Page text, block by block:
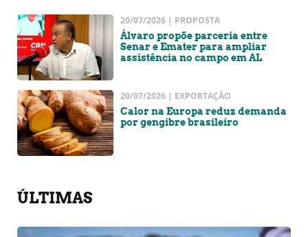
20/07/2026 | PROPOSTA
Álvaro propõe parceria entre
Senar e Emater para ampliar
assistência no campo em AL
20/07/2026 | EXPORTAÇÃO
Calor na Europa reduz demanda
por gengibre brasileiro
ÚLTIMAS